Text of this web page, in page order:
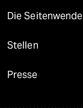
Die Seitenwende
Stellen
Presse